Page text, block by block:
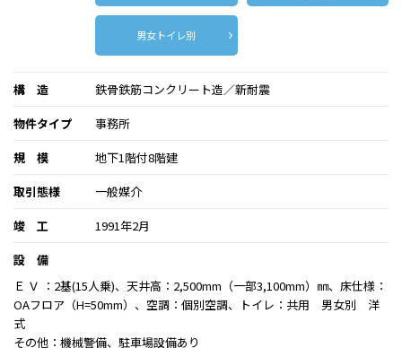
男女トイレ別
構 造
鉄骨鉄筋コンクリート造／新耐震
物件タイプ
事務所
規 模
地下1階付8階建
取引態様
一般媒介
竣 工
1991年2月
設 備
Ｅ Ｖ ：2基(15人乗)、天井高：2,500mm（一部3,100mm）㎜、床仕様：
OAフロア（H=50mm）、空調：個別空調、トイレ：共用 男女別 洋
式
その他：機械警備、駐車場設備あり